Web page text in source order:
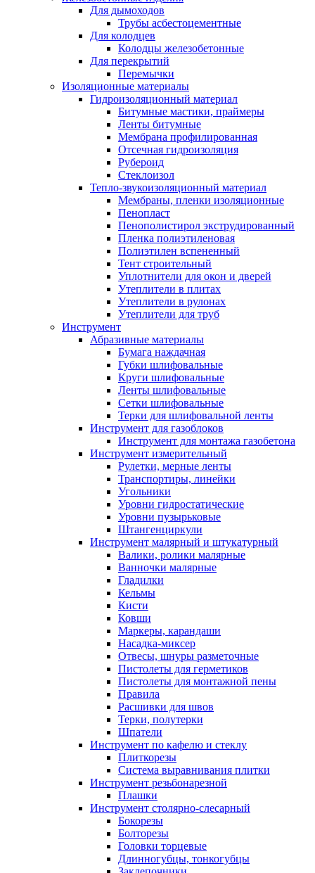
Для дымоходов
Трубы асбестоцементные
Для колодцев
Колодцы железобетонные
Для перекрытий
Перемычки
Изоляционные материалы
Гидроизоляционный материал
Битумные мастики, праймеры
Ленты битумные
Мембрана профилированная
Отсечная гидроизоляция
Рубероид
Стеклоизол
Тепло-звукоизоляционный материал
Мембраны, пленки изоляционные
Пенопласт
Пенополистирол экструдированный
Пленка полиэтиленовая
Полиэтилен вспененный
Тент строительный
Уплотнители для окон и дверей
Утеплители в плитах
Утеплители в рулонах
Утеплители для труб
Инструмент
Абразивные материалы
Бумага наждачная
Губки шлифовальные
Круги шлифовальные
Ленты шлифовальные
Сетки шлифовальные
Терки для шлифовальной ленты
Инструмент для газоблоков
Инструмент для монтажа газобетона
Инструмент измерительный
Рулетки, мерные ленты
Транспортиры, линейки
Угольники
Уровни гидростатические
Уровни пузырьковые
Штангенциркули
Инструмент малярный и штукатурный
Валики, ролики малярные
Ванночки малярные
Гладилки
Кельмы
Кисти
Ковши
Маркеры, карандаши
Насадка-миксер
Отвесы, шнуры разметочные
Пистолеты для герметиков
Пистолеты для монтажной пены
Правила
Расшивки для швов
Терки, полутерки
Шпатели
Инструмент по кафелю и стеклу
Плиткорезы
Система выравнивания плитки
Инструмент резьбонарезной
Плашки
Инструмент столярно-слесарный
Бокорезы
Болторезы
Головки торцевые
Длинногубцы, тонкогубцы